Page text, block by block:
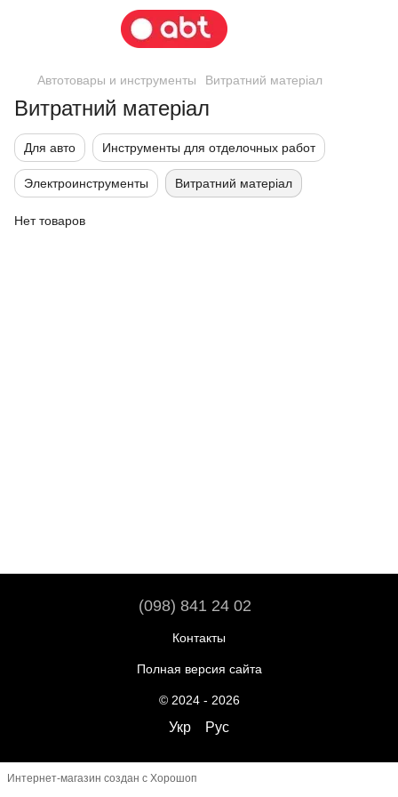
Автотовары и инструменты Витратний матеріал
Витратний матеріал
Для авто Инструменты для отделочных работ
Электроинструменты Витратний матеріал
Нет товаров
(098) 841 24 02
Контакты
Полная версия сайта
© 2024 - 2026
Укр Рус
Интернет-магазин создан с Хорошоп